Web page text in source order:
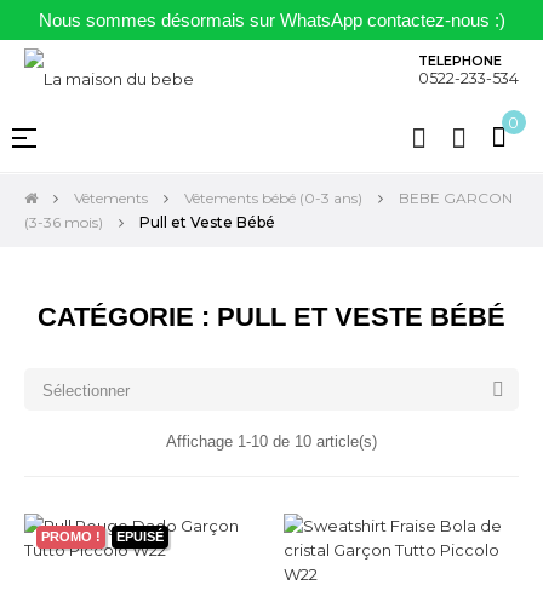
Nous sommes désormais sur WhatsApp contactez-nous :)
TELEPHONE
0522-233-534
0
Basculer
navigation
☰
Vêtements Vêtements bébé (0-3 ans)
BEBE GARCON
(3-36 mois)
Pull et Veste Bébé
CATÉGORIE : PULL ET VESTE BÉBÉ
Sélectionner 
Affichage 1-10 de 10 article(s)
PROMO ! EPUISÉ